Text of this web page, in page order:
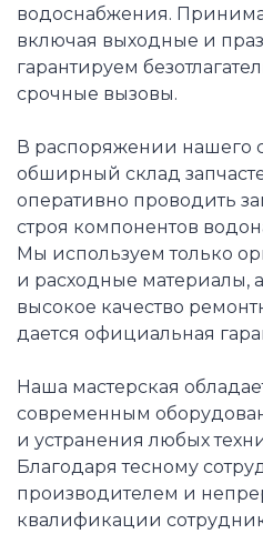
водоснабжения.
включая выходные и
гарантируем
срочные вызовы.
В распоряжении нашего
обширный склад
оперативно проводить
строя компонентов
Мы используем только
и расходные материалы,
высокое качество
дается официальная
Наша мастерская
современным
и устранения любых
Благодаря тесному
производителем и
квалификации